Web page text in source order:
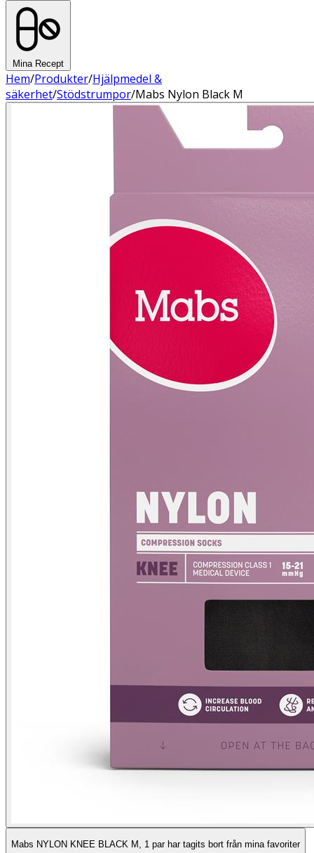
Mina Recept
Hem/Produkter/Hjälpmedel &
säkerhet/Stödstrumpor/Mabs Nylon Black M
Mabs NYLON KNEE BLACK M, 1 par har tagits bort från mina favoriter